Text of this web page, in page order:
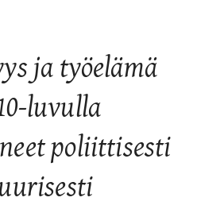
ja työelämä
luvulla
poliittisesti